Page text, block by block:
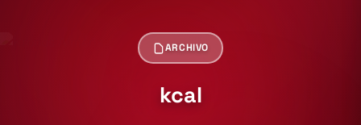
ARCHIVO
kcal